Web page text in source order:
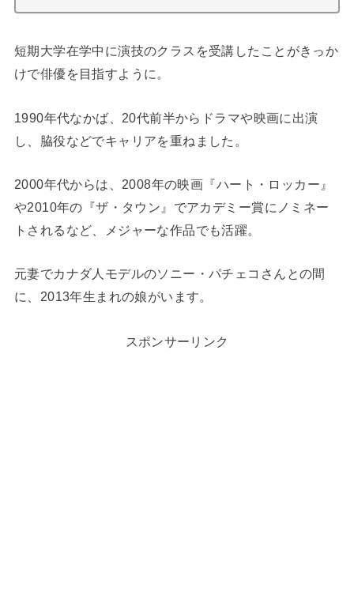
短期大学在学中に演技のクラスを受講したことがきっか
けで俳優を目指すように。
1990年代なかば、20代前半からドラマや映画に出演
し、脇役などでキャリアを重ねました。
2000年代からは、2008年の映画『ハート・ロッカー』
や2010年の『ザ・タウン』でアカデミー賞にノミネー
トされるなど、メジャーな作品でも活躍。
元妻でカナダ人モデルのソニー・パチェコさんとの間
に、2013年生まれの娘がいます。
スポンサーリンク